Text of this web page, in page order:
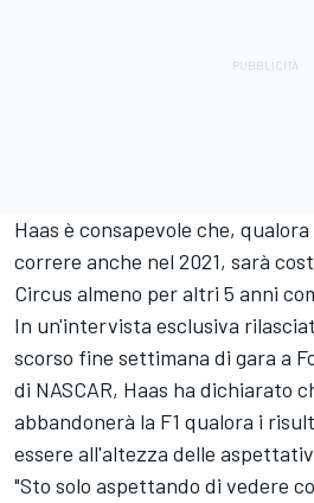
Haas è consapevole che,
correre anche nel 2021, sarà
Circus almeno per altri 5 anni
In un'intervista esclusiva
scorso fine settimana di gara a
di NASCAR, Haas ha dichiarato
abbandonerà la F1 qualora i
essere all'altezza delle
"Sto solo aspettando di vedere